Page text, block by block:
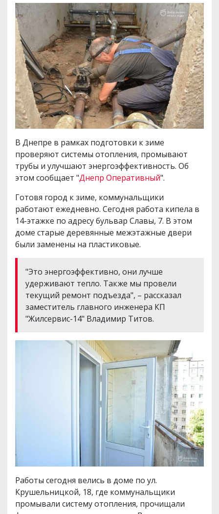
В Днепре в рамках подготовки к зиме
проверяют системы отопления, промывают
трубы и улучшают энергоэффективность. Об
этом сообщает "Днепр Оперативный".
Готовя город к зиме, коммунальщики
работают ежедневно. Сегодня работа кипела в
14-этажке по адресу бульвар Славы, 7. В этом
доме старые деревянные межэтажные двери
были заменены на пластиковые.
"Это энергоэффективно, они лучше
удерживают тепло. Также мы провели
текущий ремонт подъезда", – рассказал
заместитель главного инженера КП
"Жилсервис-14" Владимир Титов.
Работы сегодня велись в доме по ул.
Крушельницкой, 18, где коммунальщики
промывали систему отопления, прочищали